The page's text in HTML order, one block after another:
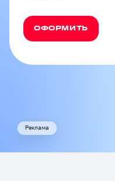
самостоятельно
отдела кадров и
ОФОРМИТЬ
Реклама